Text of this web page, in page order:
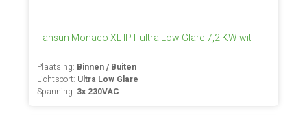
Tansun Monaco XL IPT ultra Low Glare 7,2 KW wit
Plaatsing: Binnen / Buiten
Lichtsoort: Ultra Low Glare
Spanning: 3x 230VAC